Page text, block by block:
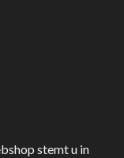
stemt u in